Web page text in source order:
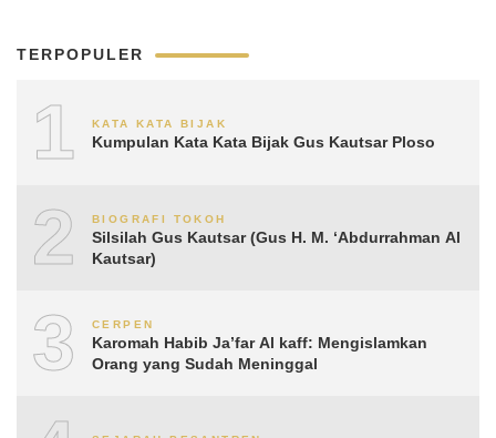
TERPOPULER
1 KATA KATA BIJAK
Kumpulan Kata Kata Bijak Gus Kautsar Ploso
2 BIOGRAFI TOKOH
Silsilah Gus Kautsar (Gus H. M. ‘Abdurrahman Al
Kautsar)
3 CERPEN
Karomah Habib Ja’far Al kaff: Mengislamkan
Orang yang Sudah Meninggal